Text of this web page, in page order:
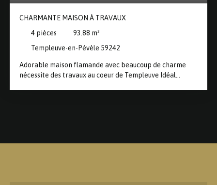
CHARMANTE MAISON À TRAVAUX
4 pièces 93.88 m²
Templeuve-en-Pévèle 59242
Adorable maison flamande avec beaucoup de charme
nécessite des travaux au coeur de Templeuve Idéal